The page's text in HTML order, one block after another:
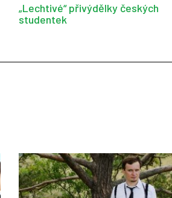
„Lechtivé“ přivýdělky českých
studentek